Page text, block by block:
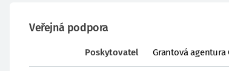
Veřejná podpora
Poskytovatel Grantová